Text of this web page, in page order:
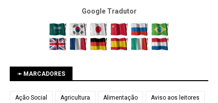
Google Tradutor
➛ MARCADORES
Ação Social Agricultura Alimentação Aviso aos leitores